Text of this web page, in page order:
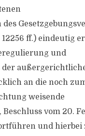
12256 ff.) eindeutig
und
der
an die noch
weisende
vom 20.
und